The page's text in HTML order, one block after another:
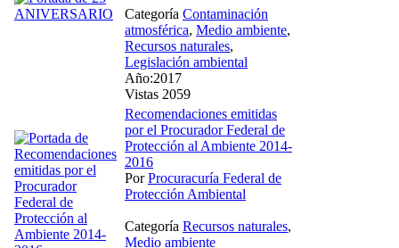
Categoría Contaminación
atmosférica, Medio ambiente,
Recursos naturales,
Legislación ambiental
Año:2017
Vistas 2059
Recomendaciones emitidas
por el Procurador Federal de
Protección al Ambiente 2014-
2016
PorProcuracuría Federal de
Protección Ambiental
Categoría Recursos naturales,
Medio ambiente